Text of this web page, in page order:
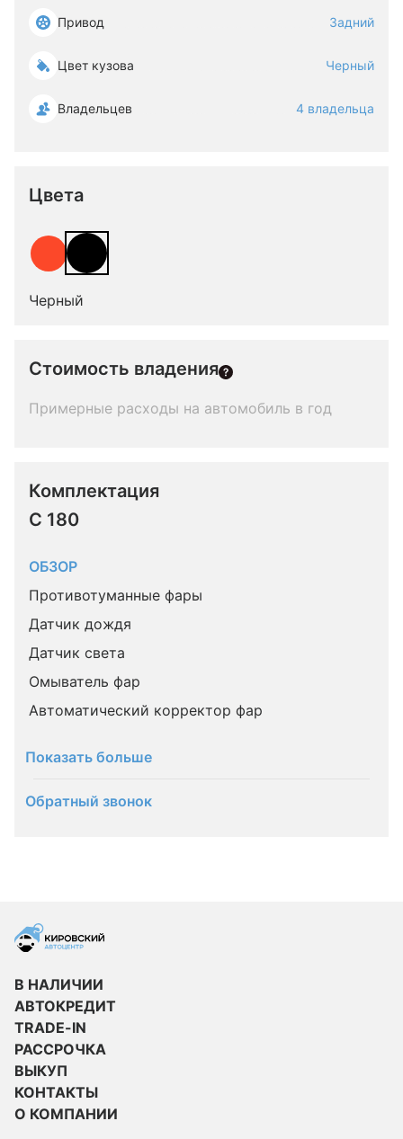
Привод Задний
Цвет кузова Черный
Владельцев 4 владельца
Цвета
Черный
Стоимость владения
Примерные расходы на автомобиль в год
Комплектация
C 180
ОБЗОР
Противотуманные фары
Датчик дождя
Датчик света
Омыватель фар
Автоматический корректор фар
Показать больше
Обратный звонок
В НАЛИЧИИ
АВТОКРЕДИТ
TRADE-IN
РАССРОЧКА
ВЫКУП
КОНТАКТЫ
О КОМПАНИИ